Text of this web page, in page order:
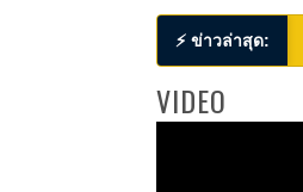
⚡ ข่าวล่าสุด:
VIDEO